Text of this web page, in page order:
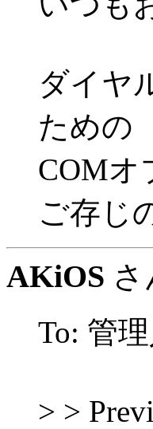
ダイヤ
ための
COMオ
ご存じ
AKiOS さ
To: 管
> >